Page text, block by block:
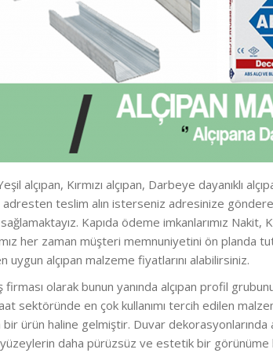
alçıpan, Kırmızı alçıpan, Darbeye dayanıklı
adresten teslim alın isterseniz adresinize
Kapıda ödeme imkanlarımız Nakit,
her zaman müşteri memnuniyetini ön planda
alçıpan malzeme fiyatlarını alabilirsiniz.
olarak bunun yanında alçıpan profil
sektöründe en çok kullanımı tercih edilen
bir ürün haline gelmiştir. Duvar dekorasyonlarında
daha pürüzsüz ve estetik bir görünüme